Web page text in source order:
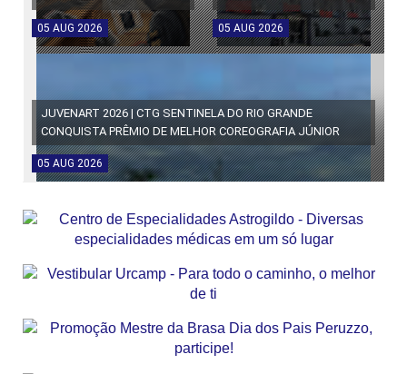
05 AUG 2026 05 AUG 2026
JUVENART 2026 | CTG SENTINELA DO RIO GRANDE
CONQUISTA PRÊMIO DE MELHOR COREOGRAFIA JÚNIOR
05 AUG 2026